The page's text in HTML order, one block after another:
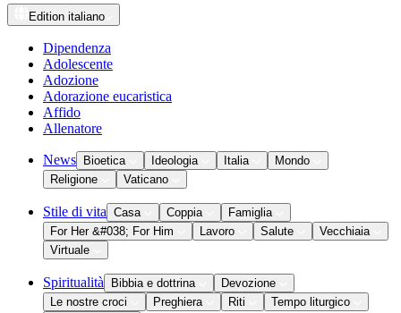
Edition italiano
Dipendenza
Adolescente
Adozione
Adorazione eucaristica
Affido
Allenatore
News Bioetica Ideologia Italia
Mondo
Religione
Vaticano
Stile di vita Casa Coppia
Famiglia
For Her &#038; For Him
Lavoro Salute
Vecchiaia
Virtuale
Spiritualità Bibbia e dottrina
Devozione
Le nostre croci
Preghiera Riti
Tempo liturgico